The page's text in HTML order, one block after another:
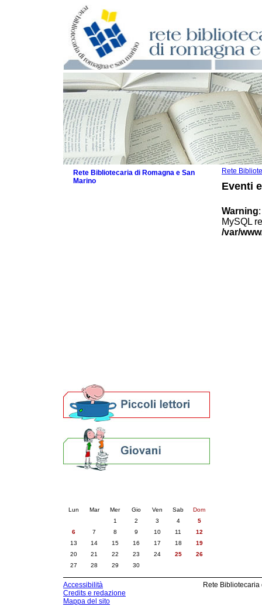
Rete
Eventi
Warning
MySQL
/var/
Rete Bibliotecaria di Romagna e San
Marino
Lun Mar Mer Gio Ven Sab
Dom
1
2 3 4
5
6
7 8 9 10 11
12
13
14 15 16 17 18
19
20
21 22 23 24 25
26
27
28 29 30
Accessibilità
Credits e redazione
Mappa del sito
Rete